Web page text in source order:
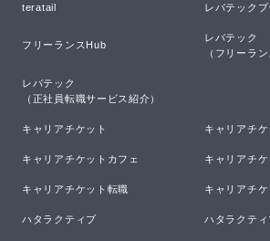
teratail レバテック
フリーランスHub
レバテック
（フリーラ
レバテック
（正社員転職サービス紹介）
キャリアチケット キャリアチ
キャリアチケットカフェ キャリアチ
キャリアチケット転職 キャリアチ
ハタラクティブ ハタラクティ